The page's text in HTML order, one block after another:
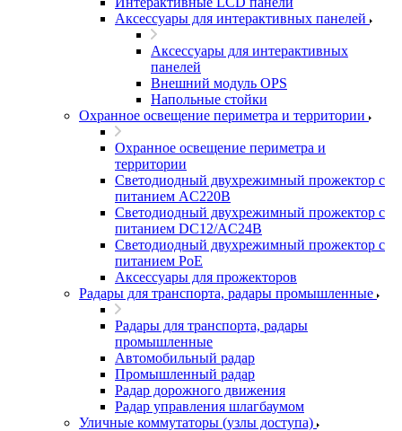
Аксессуары для интерактивных панелей
Аксессуары для интерактивных
панелей
Внешний модуль OPS
Напольные стойки
Охранное освещение периметра и территории
Охранное освещение периметра и
территории
Светодиодный двухрежимный прожектор с
питанием AC220В
Светодиодный двухрежимный прожектор с
питанием DC12/AC24В
Светодиодный двухрежимный прожектор с
питанием PoE
Аксессуары для прожекторов
Радары для транспорта, радары промышленные
Радары для транспорта, радары
промышленные
Автомобильный радар
Промышленный радар
Радар дорожного движения
Радар управления шлагбаумом
Уличные коммутаторы (узлы доступа)